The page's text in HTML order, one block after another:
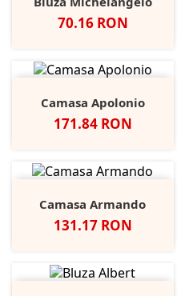
Pret
70.16 RON
Camasa Apolonio
Pret
171.84 RON
Camasa Armando
Pret
131.17 RON